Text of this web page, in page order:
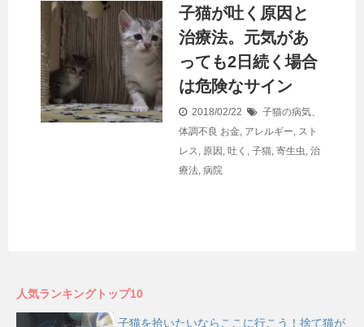
子猫が吐く原因と
治療法。元気があ
っても2日続く場合
は危険なサイン
2018/02/22
子猫の病気、
体調不良 お金, アレルギー, スト
レス, 原因 , 吐く , 子猫, 寄生虫, 治
療法, 病院
人気ランキングトップ10
子猫を拾いたいならここに行こう！捨て猫が